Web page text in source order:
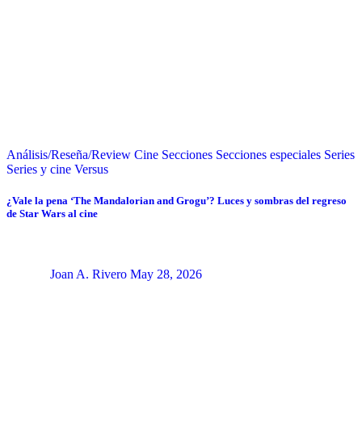
Análisis/Reseña/Review Cine Secciones Secciones especiales Series
Series y cine Versus
¿Vale la pena ‘The Mandalorian and Grogu’? Luces y sombras del regreso
de Star Wars al cine
Joan A. Rivero May 28, 2026